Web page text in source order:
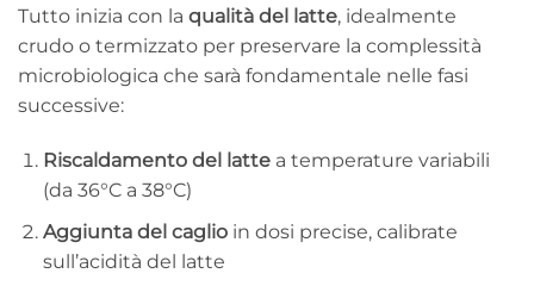
Tutto inizia con la qualità del latte, idealmente
crudo o termizzato per preservare la complessità
microbiologica che sarà fondamentale nelle fasi
successive:
Riscaldamento del lattea temperature variabili
(da 36°C a 38°C)
Aggiunta del caglioin dosi precise, calibrate
sull’acidità del latte